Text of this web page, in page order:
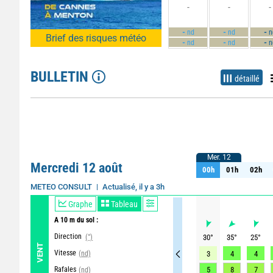
Brief des risques météo
-
- nd
- nd
-
- nd
- nd
-
-
-
BULLETIN détaillé
Mercredi 12 août
METEO CONSULT Actualisé, il y a 3h
VENT
Graphe Tableau
A 10 m du sol :
Direction (°)
Vitesse (nd)
Rafales (nd)
Mer. 12
00h 01h 02h
Mer. 12
00h 01h 02h
30° 35° 25°
3
4 4
5
8 7